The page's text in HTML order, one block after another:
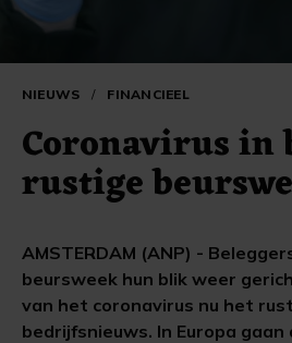
NIEUWS / FINANCIEEL
Coronavirus in
rustige
AMSTERDAM (ANP) -
beursweek hun blik weer
van het coronavirus nu het
bedrijfsnieuws. In Europa